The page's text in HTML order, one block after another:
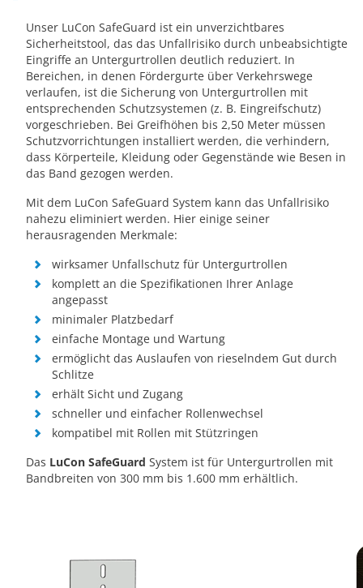
Unser LuCon SafeGuard ist ein unverzichtbares
Sicherheitstool, das das Unfallrisiko durch unbeabsichtigte
Eingriffe an Untergurtrollen deutlich reduziert. In
Bereichen, in denen Fördergurte über Verkehrswege
verlaufen, ist die Sicherung von Untergurtrollen mit
entsprechenden Schutzsystemen (z. B. Eingreifschutz)
vorgeschrieben. Bei Greifhöhen bis 2,50 Meter müssen
Schutzvorrichtungen installiert werden, die verhindern,
dass Körperteile, Kleidung oder Gegenstände wie Besen in
das Band gezogen werden.
Mit dem LuCon SafeGuard System kann das Unfallrisiko
nahezu eliminiert werden. Hier einige seiner
herausragenden Merkmale:
wirksamer Unfallschutz für Untergurtrollen
komplett an die Spezifikationen Ihrer Anlage
angepasst
minimaler Platzbedarf
einfache Montage und Wartung
ermöglicht das Auslaufen von rieselndem Gut durch
Schlitze
erhält Sicht und Zugang
schneller und einfacher Rollenwechsel
kompatibel mit Rollen mit Stützringen
Das LuCon SafeGuard System ist für Untergurtrollen mit
Bandbreiten von 300 mm bis 1.600 mm erhältlich.